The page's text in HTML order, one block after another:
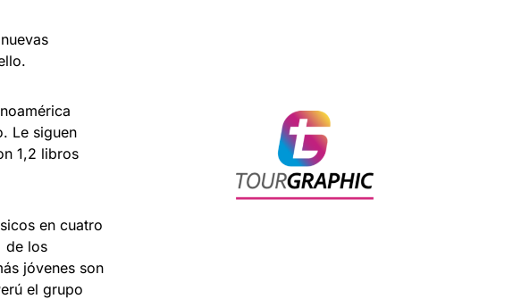
Le siguen
1,2 libros
en cuatro
de los
jóvenes son
el grupo